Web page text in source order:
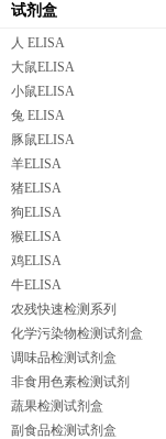
试剂盒
人 ELISA
大鼠ELISA
小鼠ELISA
兔 ELISA
豚鼠ELISA
羊ELISA
猪ELISA
狗ELISA
猴ELISA
鸡ELISA
牛ELISA
农残快速检测系列
化学污染物检测试剂盒
调味品检测试剂盒
非食用色素检测试剂
蔬果检测试剂盒
副食品检测试剂盒